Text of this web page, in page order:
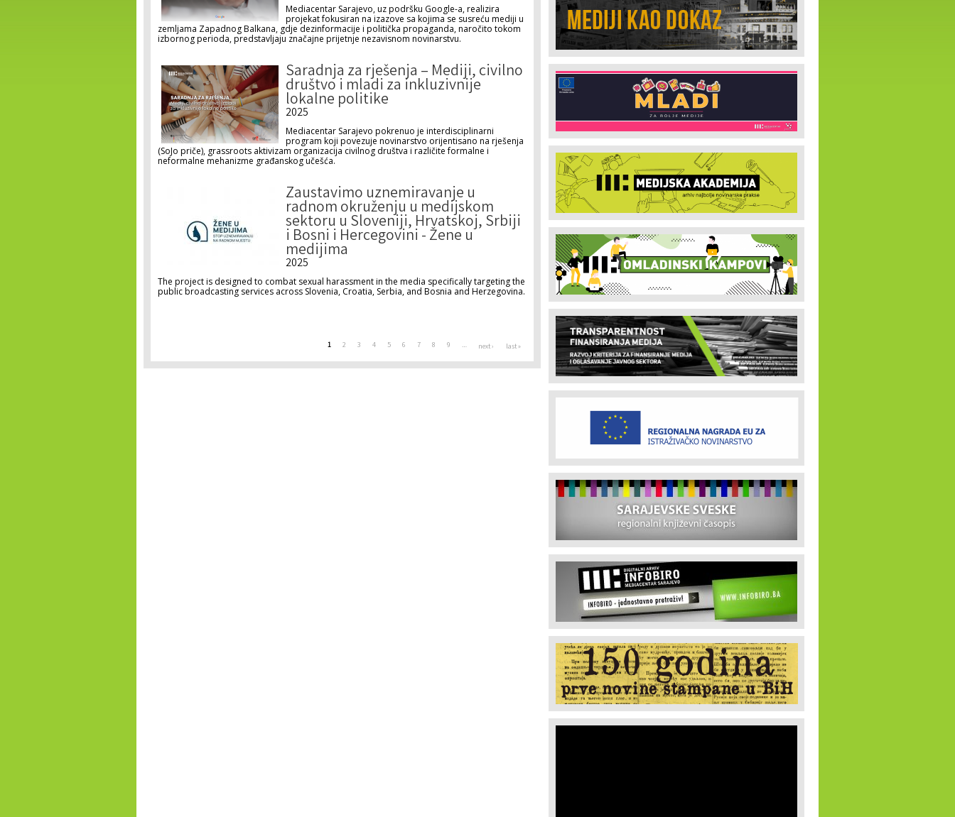
Mediacentar Sarajevo, uz podršku Google-a, realizira
projekat fokusiran na izazove sa kojima se susreću mediji u
zemljama Zapadnog Balkana, gdje dezinformacije i politička propaganda, naročito tokom
izbornog perioda, predstavljaju značajne prijetnje nezavisnom novinarstvu.
Saradnja za rješenja – Mediji, civilno
društvo i mladi za inkluzivnije
lokalne politike
2025
Mediacentar Sarajevo pokrenuo je interdisciplinarni
program koji povezuje novinarstvo orijentisano na rješenja
(SoJo priče), grassroots aktivizam organizacija civilnog društva i različite formalne i
neformalne mehanizme građanskog učešća.
Zaustavimo uznemiravanje u
radnom okruženju u medijskom
sektoru u Sloveniji, Hrvatskoj, Srbiji
i Bosni i Hercegovini - Žene u
medijima
2025
The project is designed to combat sexual harassment in the media specifically targeting the
public broadcasting services across Slovenia, Croatia, Serbia, and Bosnia and Herzegovina.
1 2 3 4 5 6 7 8 9 … next › last »